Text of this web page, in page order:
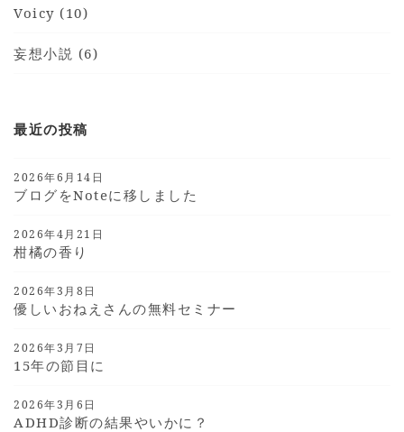
Voicy (10)
妄想小説 (6)
最近の投稿
2026年6月14日
ブログをnoteに移しました
2026年4月21日
柑橘の香り
2026年3月8日
優しいおねえさんの無料セミナー
2026年3月7日
15年の節目に
2026年3月6日
ADHD診断の結果やいかに？